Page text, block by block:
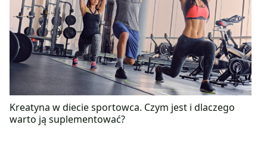
Kreatyna w diecie sportowca. Czym jest i dlaczego
warto ją suplementować?